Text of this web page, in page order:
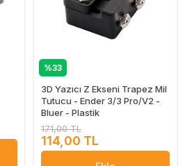
%33
3D Yazıcı Z Ekseni Trapez Mil
Tutucu - Ender 3/3 Pro/V2 -
Bluer - Plastik
171,00 TL
114,00 TL